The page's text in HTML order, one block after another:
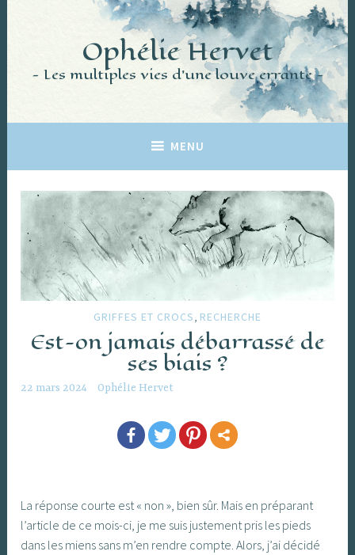
principal
Ophélie Hervet
Les multiples vies d'une louve errante
MENU
GRIFFES ET CROCS RECHERCHE
Est-on jamais débarrassé de
ses biais ?
22 mars 2024 Ophélie Hervet
La réponse courte est « non », bien sûr. Mais en préparant
l’article de ce mois-ci, je me suis justement pris les pieds
dans les miens sans m’en rendre compte. Alors, j’ai décidé